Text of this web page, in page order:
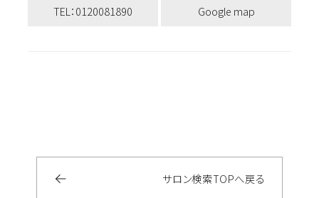
TEL：0120081890 Google map
サロン検索TOPへ戻る